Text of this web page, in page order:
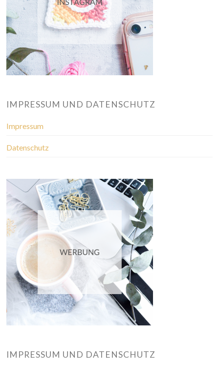
IMPRESSUM UND DATENSCHUTZ
Impressum
Datenschutz
IMPRESSUM UND DATENSCHUTZ